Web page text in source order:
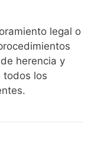
legal o
herencia y
todos los